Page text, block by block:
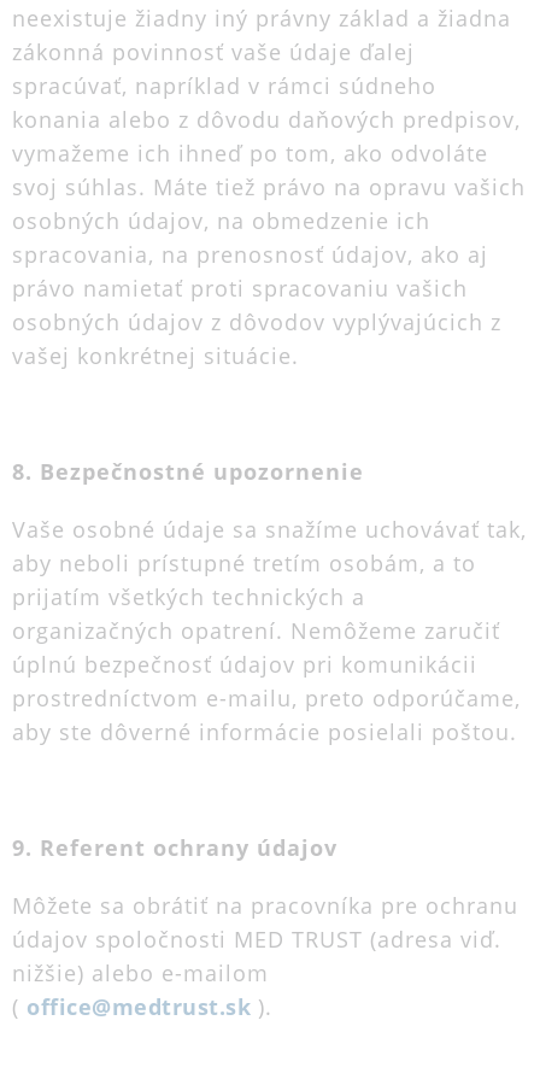
neexistuje žiadny iný právny základ a žiadna
zákonná povinnosť vaše údaje ďalej
spracúvať, napríklad v rámci súdneho
konania alebo z dôvodu daňových predpisov,
vymažeme ich ihneď po tom, ako odvoláte
svoj súhlas. Máte tiež právo na opravu vašich
osobných údajov, na obmedzenie ich
spracovania, na prenosnosť údajov, ako aj
právo namietať proti spracovaniu vašich
osobných údajov z dôvodov vyplývajúcich z
vašej konkrétnej situácie.
8. Bezpečnostné upozornenie
Vaše osobné údaje sa snažíme uchovávať tak,
aby neboli prístupné tretím osobám, a to
prijatím všetkých technických a
organizačných opatrení. Nemôžeme zaručiť
úplnú bezpečnosť údajov pri komunikácii
prostredníctvom e-mailu, preto odporúčame,
aby ste dôverné informácie posielali poštou.
9. Referent ochrany údajov
Môžete sa obrátiť na pracovníka pre ochranu
údajov spoločnosti MED TRUST (adresa viď.
nižšie) alebo e-mailom
( office@medtrust.sk ).